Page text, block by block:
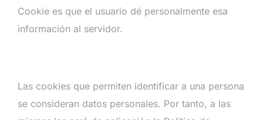
Cookie es que el usuario dé personalmente esa
información al servidor.
Las cookies que permiten identificar a una persona
se consideran datos personales. Por tanto, a las